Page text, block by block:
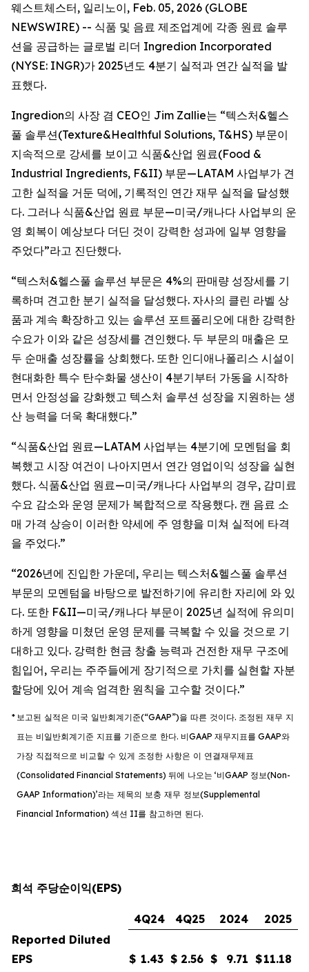
웨스트체스터, 일리노이, Feb. 05, 2026 (GLOBE
NEWSWIRE) -- 식품 및 음료 제조업계에 각종 원료 솔루
션을 공급하는 글로벌 리더 Ingredion Incorporated
(NYSE: INGR)가 2025년도 4분기 실적과 연간 실적을 발
표했다.
Ingredion의 사장 겸 CEO인 Jim Zallie는 “텍스처&헬스
풀 솔루션(Texture&Healthful Solutions, T&HS) 부문이
지속적으로 강세를 보이고 식품&산업 원료(Food &
Industrial Ingredients, F&II) 부문—LATAM 사업부가 견
고한 실적을 거둔 덕에, 기록적인 연간 재무 실적을 달성했
다. 그러나 식품&산업 원료 부문—미국/캐나다 사업부의 운
영 회복이 예상보다 더딘 것이 강력한 성과에 일부 영향을
주었다”라고 진단했다.
“텍스처&헬스풀 솔루션 부문은 4%의 판매량 성장세를 기
록하며 견고한 분기 실적을 달성했다. 자사의 클린 라벨 상
품과 계속 확장하고 있는 솔루션 포트폴리오에 대한 강력한
수요가 이와 같은 성장세를 견인했다. 두 부문의 매출은 모
두 순매출 성장률을 상회했다. 또한 인디애나폴리스 시설이
현대화한 특수 탄수화물 생산이 4분기부터 가동을 시작하
면서 안정성을 강화했고 텍스처 솔루션 성장을 지원하는 생
산 능력을 더욱 확대했다.”
“식품&산업 원료—LATAM 사업부는 4분기에 모멘텀을 회
복했고 시장 여건이 나아지면서 연간 영업이익 성장을 실현
했다. 식품&산업 원료—미국/캐나다 사업부의 경우, 감미료
수요 감소와 운영 문제가 복합적으로 작용했다. 캔 음료 소
매 가격 상승이 이러한 약세에 주 영향을 미쳐 실적에 타격
을 주었다.”
“2026년에 진입한 가운데, 우리는 텍스처&헬스풀 솔루션
부문의 모멘텀을 바탕으로 발전하기에 유리한 자리에 와 있
다. 또한 F&II—미국/캐나다 부문이 2025년 실적에 유의미
하게 영향을 미쳤던 운영 문제를 극복할 수 있을 것으로 기
대하고 있다. 강력한 현금 창출 능력과 건전한 재무 구조에
힘입어, 우리는 주주들에게 장기적으로 가치를 실현할 자분
할당에 있어 계속 엄격한 원칙을 고수할 것이다.”
* 보고된 실적은 미국 일반회계기준(“GAAP”)을 따른 것이다. 조정된 재무 지
표는 비일반회계기준 지표를 기준으로 한다. 비GAAP 재무지표를 GAAP와
가장 직접적으로 비교할 수 있게 조정한 사항은 이 연결재무제표
(Consolidated Financial Statements) 뒤에 나오는 ‘비GAAP 정보(Non-
GAAP Information)’라는 제목의 보충 재무 정보(Supplemental
Financial Information) 섹션 II를 참고하면 된다.
희석 주당순이익(EPS)
4Q24 4Q25 2024
2025
Reported Diluted
EPS
$ 1.43 $ 2.56 $ 9.71 $11.18